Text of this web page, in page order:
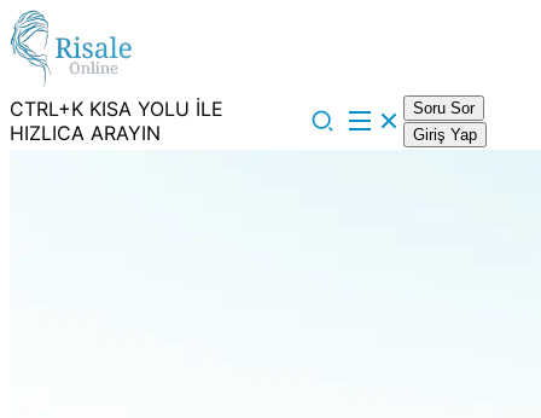
CTRL+K KISA YOLU İLE
HIZLICA ARAYIN
Soru Sor
Giriş Yap